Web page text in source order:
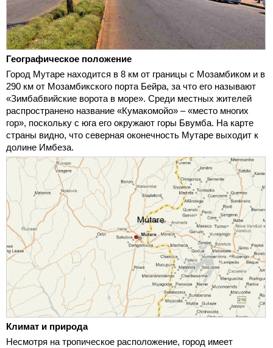
Географическое положение
Город Мутаре находится в 8 км от границы с Мозамбиком и в
290 км от Мозамбикского порта Бейра, за что его называют
«Зимбабвийские ворота в море». Среди местных жителей
распространено название «Кумакомойо» – «место многих
гор», поскольку с юга его окружают горы Бвумба. На карте
страны видно, что северная оконечность Мутаре выходит к
долине Имбеза.
Климат и природа
Несмотря на тропическое расположение, город имеет